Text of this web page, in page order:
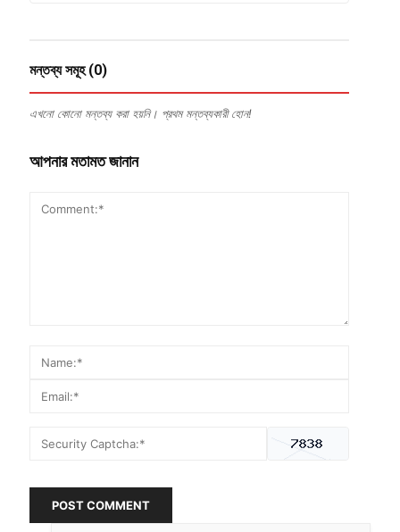
মন্তব্য সমূহ (0)
এখনো কোনো মন্তব্য করা হয়নি। প্রথম মন্তব্যকারী হোন!
আপনার মতামত জানান
POST COMMENT